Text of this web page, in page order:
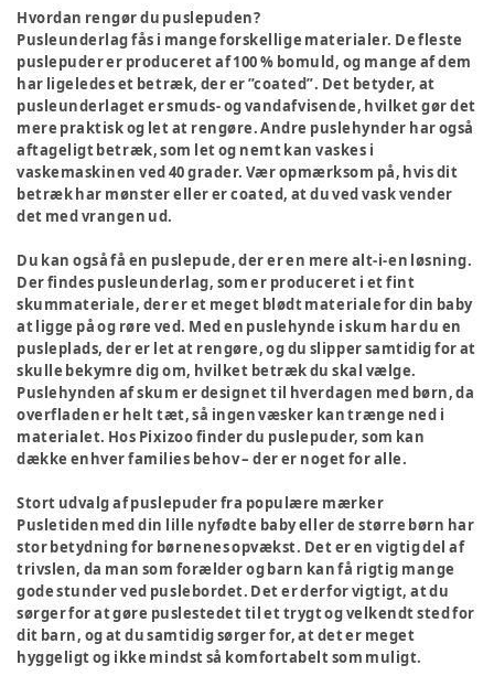
Hvordan rengør du puslepuden?
Pusleunderlag fås i mange forskellige materialer. De fleste
puslepuder er produceret af 100 % bomuld, og mange af dem
har ligeledes et betræk, der er ”coated”. Det betyder, at
pusleunderlaget er smuds- og vandafvisende, hvilket gør det
mere praktisk og let at rengøre. Andre puslehynder har også
aftageligt betræk, som let og nemt kan vaskes i
vaskemaskinen ved 40 grader. Vær opmærksom på, hvis dit
betræk har mønster eller er coated, at du ved vask vender
det med vrangen ud.
Du kan også få en puslepude, der er en mere alt-i-en løsning.
Der findes pusleunderlag, som er produceret i et fint
skummateriale, der er et meget blødt materiale for din baby
at ligge på og røre ved. Med en puslehynde i skum har du en
pusleplads, der er let at rengøre, og du slipper samtidig for at
skulle bekymre dig om, hvilket betræk du skal vælge.
Puslehynden af skum er designet til hverdagen med børn, da
overfladen er helt tæt, så ingen væsker kan trænge ned i
materialet. Hos Pixizoo finder du puslepuder, som kan
dække enhver families behov – der er noget for alle.
Stort udvalg af puslepuder fra populære mærker
Pusletiden med din lille nyfødte baby eller de større børn har
stor betydning for børnenes opvækst. Det er en vigtig del af
trivslen, da man som forælder og barn kan få rigtig mange
gode stunder ved puslebordet. Det er derfor vigtigt, at du
sørger for at gøre puslestedet til et trygt og velkendt sted for
dit barn, og at du samtidig sørger for, at det er meget
hyggeligt og ikke mindst så komfortabelt som muligt.